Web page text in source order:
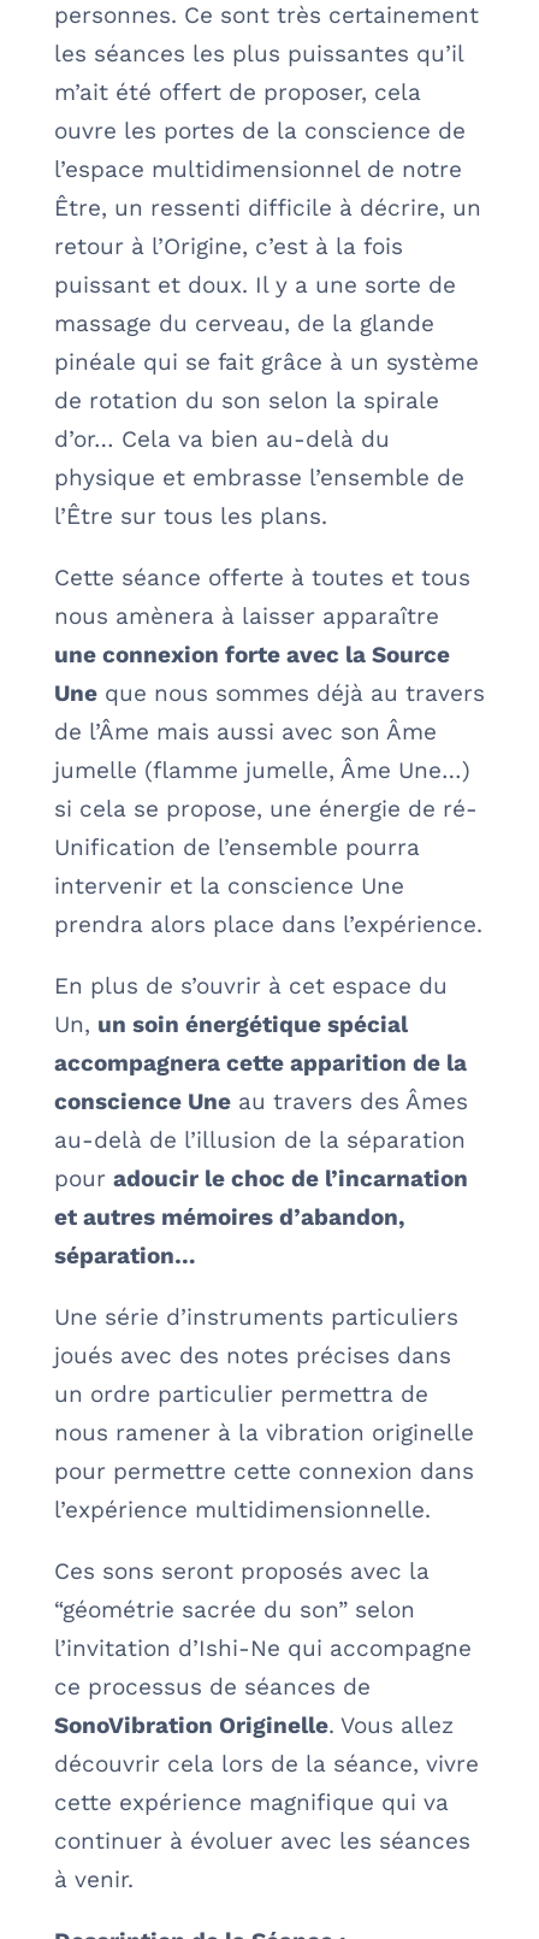
personnes. Ce sont très certainement
les séances les plus puissantes qu’il
m’ait été offert de proposer, cela
ouvre les portes de la conscience de
l’espace multidimensionnel de notre
Être, un ressenti difficile à décrire, un
retour à l’Origine, c’est à la fois
puissant et doux. Il y a une sorte de
massage du cerveau, de la glande
pinéale qui se fait grâce à un système
de rotation du son selon la spirale
d’or… Cela va bien au-delà du
physique et embrasse l’ensemble de
l’Être sur tous les plans.
Cette séance offerte à toutes et tous
nous amènera à laisser apparaître
une connexion forte avec la Source
Uneque nous sommes déjà au travers
de l’Âme mais aussi avec son Âme
jumelle (flamme jumelle, Âme Une…)
si cela se propose, une énergie de ré-
Unification de l’ensemble pourra
intervenir et la conscience Une
prendra alors place dans l’expérience.
En plus de s’ouvrir à cet espace du
Un, un soin énergétique spécial
accompagnera cette apparition de la
conscience Uneau travers des Âmes
au-delà de l’illusion de la séparation
pour adoucir le choc de l’incarnation
et autres mémoires d’abandon,
séparation…
Une série d’instruments particuliers
joués avec des notes précises dans
un ordre particulier permettra de
nous ramener à la vibration originelle
pour permettre cette connexion dans
l’expérience multidimensionnelle.
Ces sons seront proposés avec la
“géométrie sacrée du son” selon
l’invitation d’Ishi-Ne qui accompagne
ce processus de séances de
SonoVibration Originelle. Vous allez
découvrir cela lors de la séance, vivre
cette expérience magnifique qui va
continuer à évoluer avec les séances
à venir.